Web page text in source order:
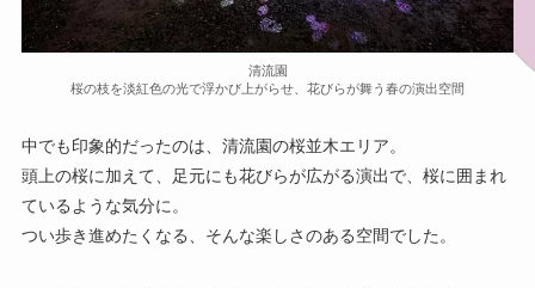
清流園
桜の枝を淡紅色の光で浮かび上がらせ、花びらが舞う春の演出空間
中でも印象的だったのは、清流園の桜並木エリア。
頭上の桜に加えて、足元にも花びらが広がる演出で、桜に囲まれ
ているような気分に。
つい歩き進めたくなる、そんな楽しさのある空間でした。